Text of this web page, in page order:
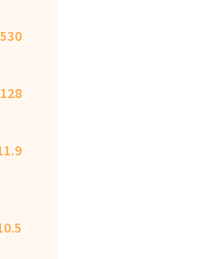
530
128